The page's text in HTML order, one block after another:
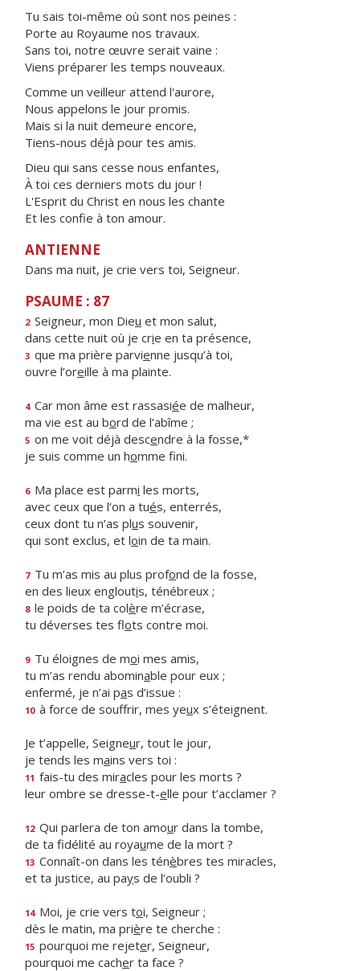
Tu sais toi-même où sont nos peines :
Porte au Royaume nos travaux.
Sans toi, notre œuvre serait vaine :
Viens préparer les temps nouveaux.
Comme un veilleur attend l'aurore,
Nous appelons le jour promis.
Mais si la nuit demeure encore,
Tiens-nous déjà pour tes amis.
Dieu qui sans cesse nous enfantes,
À toi ces derniers mots du jour !
L'Esprit du Christ en nous les chante
Et les confie à ton amour.
ANTIENNE
Dans ma nuit, je crie vers toi, Seigneur.
PSAUME : 87
2 Seigneur, mon Dieu et mon salut,
dans cette nuit où je crie en ta présence,
3 que ma prière parvienne jusqu’à toi,
ouvre l’oreille à ma plainte.
4 Car mon âme est rassasiée de malheur,
ma vie est au bord de l’abîme ;
5 on me voit déjà descendre à la fosse,*
je suis comme un homme fini.
6 Ma place est parmi les morts,
avec ceux que l’on a tués, enterrés,
ceux dont tu n’as plus souvenir,
qui sont exclus, et loin de ta main.
7 Tu m’as mis au plus profond de la fosse,
en des lieux engloutis, ténébreux ;
8 le poids de ta colère m’écrase,
tu déverses tes flots contre moi.
9 Tu éloignes de moi mes amis,
tu m’as rendu abominable pour eux ;
enfermé, je n’ai pas d’issue :
10 à force de souffrir, mes yeux s’éteignent.
Je t’appelle, Seigneur, tout le jour,
je tends les mains vers toi :
11 fais-tu des miracles pour les morts ?
leur ombre se dresse-t-elle pour t’acclamer ?
12 Qui parlera de ton amour dans la tombe,
de ta fidélité au royaume de la mort ?
13 Connaît-on dans les ténèbres tes miracles,
et ta justice, au pays de l’oubli ?
14 Moi, je crie vers toi, Seigneur ;
dès le matin, ma prière te cherche :
15 pourquoi me rejeter, Seigneur,
pourquoi me cacher ta face ?